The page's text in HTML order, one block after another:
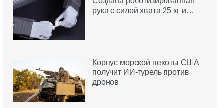
рука с силой хвата 25 кг и…
Корпус морской пехоты США
получит ИИ-турель против
дронов